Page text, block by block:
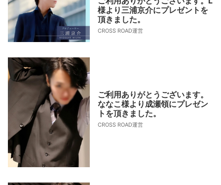
様より三浦京介にプレゼントを
頂きました。
CROSS ROAD運営
ご利用ありがとうございます。
ななこ様より成瀬領にプレゼン
トを頂きました。
CROSS ROAD運営